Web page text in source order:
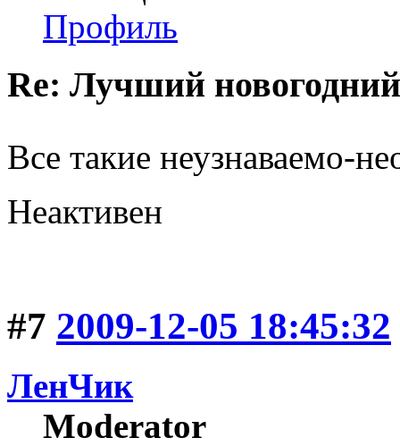
Профиль
Re: Лучший
Все такие неузнаваемо-
Неактивен
#7 2009-12-05 18:45:32
ЛенЧик
Moderator